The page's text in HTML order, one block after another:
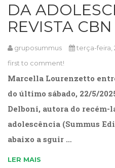
(278)
Educação
Especial
Fisioterapia
(47)
(54)
Gestalt-
terapia
Jornalismo
(57)
(66)
DA
REVISTA CBN
gruposummus terça-feira,
first to comment!
Marcella Lourenzetto
do último sábado, 22/5/
Delboni, autora do recém-
adolescência (Summus
abaixo a sguir …
LER MAIS